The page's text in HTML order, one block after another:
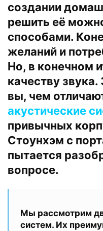
создании
решить её
способами.
желаний и
Но, в конечном
качеству
вы, чем
акустические
привычных
Стоунхэм с
пытается
вопросе.
Мы рассмотрим
систем. Их